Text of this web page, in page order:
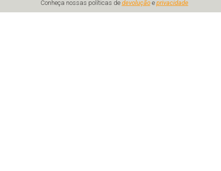
Conheça nossas políticas de devoluçãoe privacidade